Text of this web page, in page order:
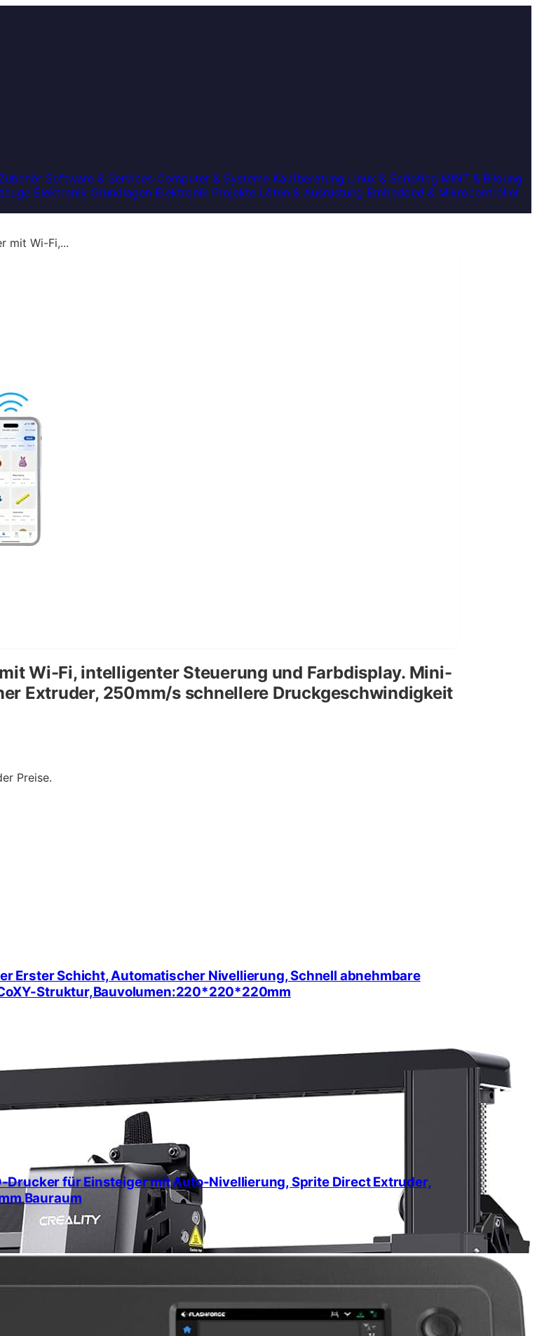
Software & Services Computer & Systeme Kaufberatung Linux & Scripting MINT & Bildung
Elektronik Grundlagen Elektronik Projekte Löten & Ausrüstung Embedded & Mikrocontroller
mit Wi-Fi,...
mit Wi-Fi, intelligenter Steuerung und Farbdisplay. Mini-
Extruder, 250mm/s schnellere Druckgeschwindigkeit
Preise.
Erster Schicht, Automatischer Nivellierung, Schnell abnehmbare
Struktur,Bauvolumen:220*220*220mm
Drucker für Einsteiger mit Auto-Nivellierung, Sprite Direct Extruder,
Bauraum